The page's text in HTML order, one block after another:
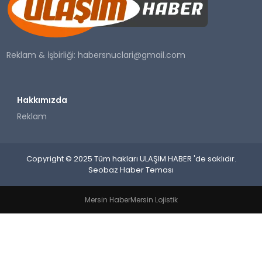
SAĞLIK
YAŞAM
Reklam & İşbirliği:habersnuclari@gmail.com
Hakkımızda
Reklam
Copyright © 2025 Tüm hakları ULAŞIM HABER 'de saklıdır.
Seobaz Haber Teması
Mersin HaberMersin Lojistik